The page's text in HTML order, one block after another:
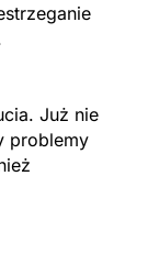
Już nie
problemy